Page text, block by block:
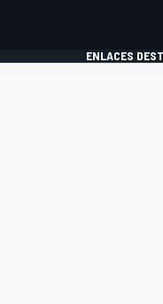
ENLACES